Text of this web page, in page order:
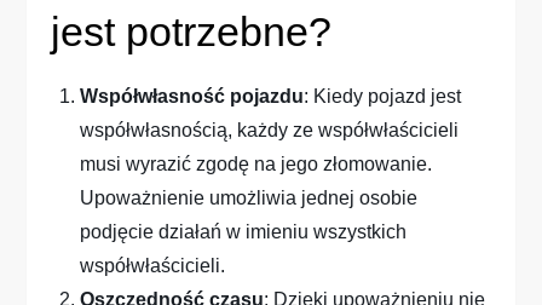
jest potrzebne?
Współwłasność pojazdu: Kiedy pojazd jest
współwłasnością, każdy ze współwłaścicieli
musi wyrazić zgodę na jego złomowanie.
Upoważnienie umożliwia jednej osobie
podjęcie działań w imieniu wszystkich
współwłaścicieli.
Oszczędność czasu: Dzięki upoważnieniu nie